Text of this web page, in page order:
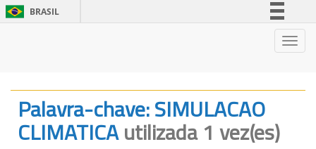
BRASIL
Legislação
Canais
Palavra-chave: SIMULACAO
CLIMATICAutilizada 1 vez(es)